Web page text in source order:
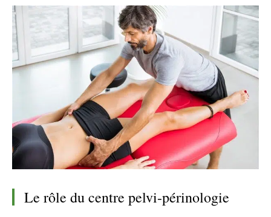
Le rôle du centre pelvi-périnologie